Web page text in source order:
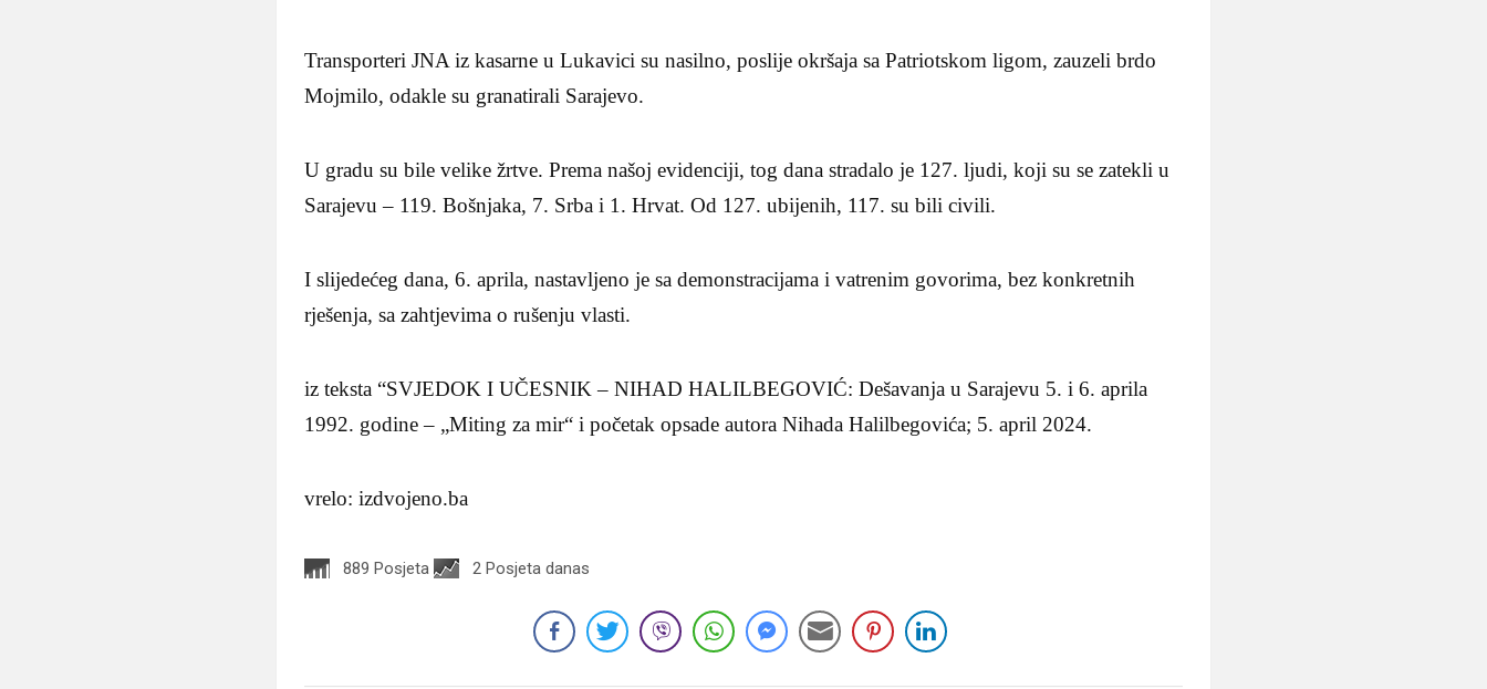
Transporteri JNA iz kasarne u Lukavici su nasilno, poslije okršaja sa Patriotskom ligom, zauzeli brdo
Mojmilo, odakle su granatirali Sarajevo.
U gradu su bile velike žrtve. Prema našoj evidenciji, tog dana stradalo je 127. ljudi, koji su se zatekli u
Sarajevu – 119. Bošnjaka, 7. Srba i 1. Hrvat. Od 127. ubijenih, 117. su bili civili.
I slijedećeg dana, 6. aprila, nastavljeno je sa demonstracijama i vatrenim govorima, bez konkretnih
rješenja, sa zahtjevima o rušenju vlasti.
iz teksta “SVJEDOK I UČESNIK – NIHAD HALILBEGOVIĆ: Dešavanja u Sarajevu 5. i 6. aprila
1992. godine – „Miting za mir“ i početak opsade autora Nihada Halilbegovića; 5. april 2024.
vrelo: izdvojeno.ba
889 Posjeta 2 Posjeta danas